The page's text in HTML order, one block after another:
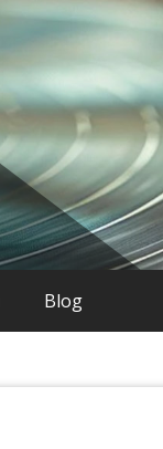
Blog